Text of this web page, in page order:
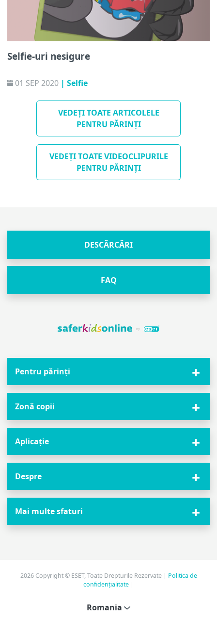
Selfie-uri nesigure
01 SEP 2020 | Selfie
VEDEȚI TOATE ARTICOLELE
PENTRU PĂRINȚI
VEDEȚI TOATE VIDEOCLIPURILE
PENTRU PĂRINȚI
DESCĂRCĂRI
FAQ
Pentru părinți
Zonă copii
Aplicație
Despre
Mai multe sfaturi
2026 Copyright © ESET, Toate Drepturile Rezervate | Politica de
confidențialitate |
Romania